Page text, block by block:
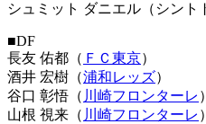
シュミット ダニエル（シント
■DF
長友 佑都（ ＦＣ東京）
酒井 宏樹（浦和レッズ）
谷口 彰悟（ 川崎フロンターレ ）
山根 視来（ 川崎フロンターレ ）